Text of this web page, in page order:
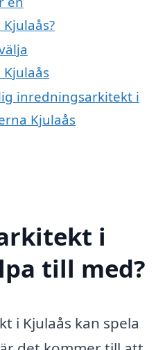
inredningsarkitekt i
Kjulaås
i
till med?
i Kjulaås kan spela